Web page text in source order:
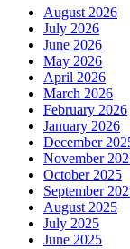
August 2026
July 2026
June 2026
May 2026
April 2026
March 2026
February 2026
January 2026
December
November
October 2025
September
August 2025
July 2025
June 2025